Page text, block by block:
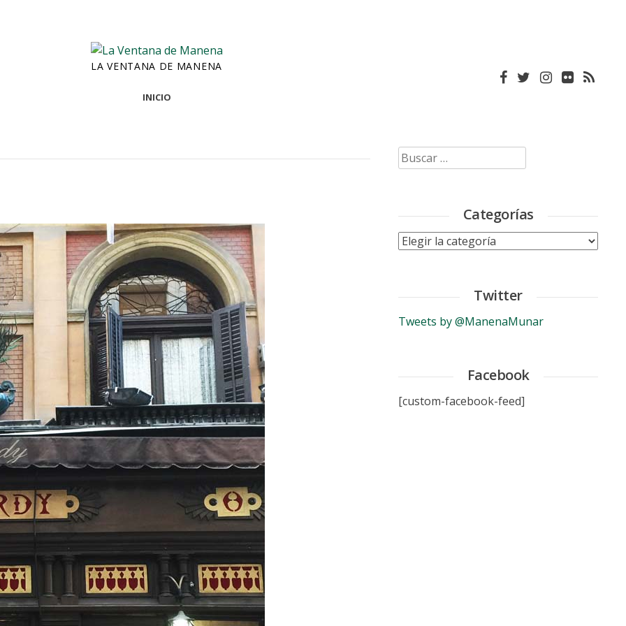
LA VENTANA DE MANENA
INICIO
Buscar:
Categorías
Categorías
Twitter
Tweets by @ManenaMunar
Facebook
[custom-facebook-feed]